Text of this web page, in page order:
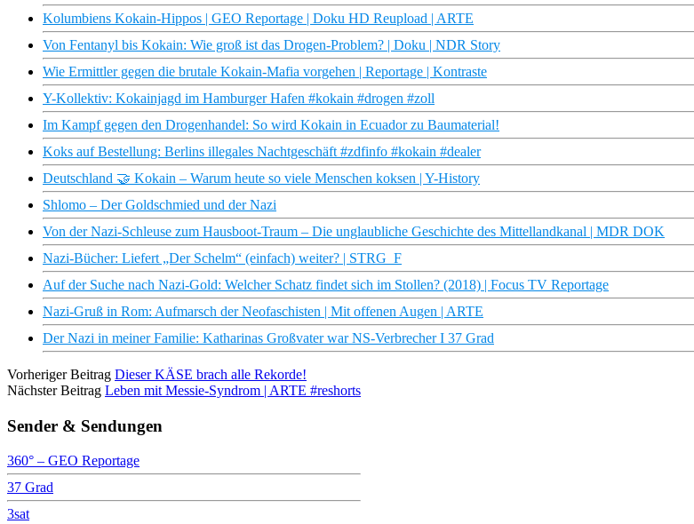
Kolumbiens Kokain-Hippos | GEO Reportage | Doku HD Reupload | ARTE
Von Fentanyl bis Kokain: Wie groß ist das Drogen-Problem? | Doku | NDR Story
Wie Ermittler gegen die brutale Kokain-Mafia vorgehen | Reportage | Kontraste
Y-Kollektiv: Kokainjagd im Hamburger Hafen #kokain #drogen #zoll
Im Kampf gegen den Drogenhandel: So wird Kokain in Ecuador zu Baumaterial!
Koks auf Bestellung: Berlins illegales Nachtgeschäft #zdfinfo #kokain #dealer
Deutschland 🤝 Kokain – Warum heute so viele Menschen koksen | Y-History
Shlomo – Der Goldschmied und der Nazi
Von der Nazi-Schleuse zum Hausboot-Traum – Die unglaubliche Geschichte des Mittellandkanal | MDR DOK
Nazi-Bücher: Liefert „Der Schelm“ (einfach) weiter? | STRG_F
Auf der Suche nach Nazi-Gold: Welcher Schatz findet sich im Stollen? (2018) | Focus TV Reportage
Nazi-Gruß in Rom: Aufmarsch der Neofaschisten | Mit offenen Augen | ARTE
Der Nazi in meiner Familie: Katharinas Großvater war NS-Verbrecher I 37 Grad
Vorheriger Beitrag Dieser KÄSE brach alle Rekorde!
Nächster Beitrag Leben mit Messie-Syndrom | ARTE #reshorts
Sender & Sendungen
360° – GEO Reportage
37 Grad
3sat